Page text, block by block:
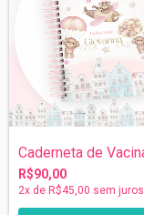
R$90,00
2x de R$45,00 sem juros